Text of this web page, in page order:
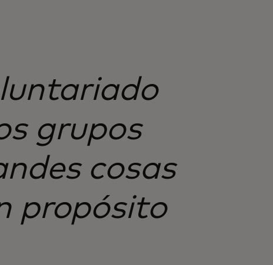
grupos
cosas
propósito